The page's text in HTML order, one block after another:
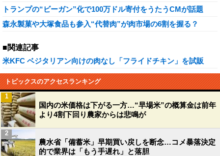
トランプの“ビーガン”化で100万ドル寄付をうたうCMが話題
森永製菓や大塚食品も参入“代替肉”が肉市場の6割を握る？
■関連記事
米KFC ベジタリアン向けの肉なし「フライドチキン」を試販
トピックスのアクセスランキング
国内の米価格は下がる一方…“早場米”の概算金は前年
より4割下回り農家からは悲鳴が
1
農水省「備蓄米」早期買い戻しを断念…コメ暴落決定
的で業界は「もう手遅れ」と落胆
2